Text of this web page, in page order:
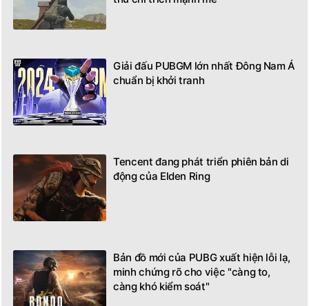
Giải đấu PUBGM lớn nhất Đông Nam Á
chuẩn bị khởi tranh
Tencent đang phát triển phiên bản di
động của Elden Ring
Bản đồ mới của PUBG xuất hiện lỗi lạ,
minh chứng rõ cho việc "càng to,
càng khó kiểm soát"